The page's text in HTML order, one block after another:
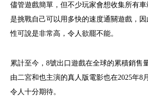
儘管遊戲簡單，但不少玩家會想收集所有
是挑戰自己可以用多快的速度通關遊戲，
性可說是非常高，令人欲罷不能。
累計至今，8號出口遊戲在全球的累積銷售
由二宮和也主演的真人版電影也在2025年8
令人十分期待。